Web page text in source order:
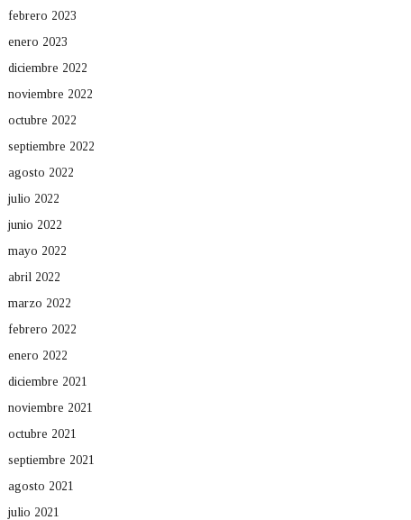
febrero 2023
enero 2023
diciembre 2022
noviembre 2022
octubre 2022
septiembre 2022
agosto 2022
julio 2022
junio 2022
mayo 2022
abril 2022
marzo 2022
febrero 2022
enero 2022
diciembre 2021
noviembre 2021
octubre 2021
septiembre 2021
agosto 2021
julio 2021